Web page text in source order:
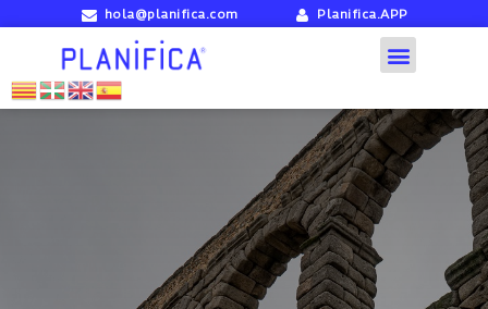
hola@planifica.com Planifica.APP